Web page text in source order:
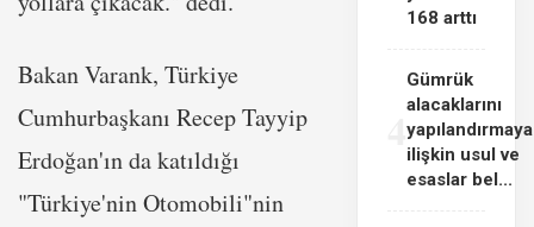
Bakan Varank, Türkiye
Cumhurbaşkanı Recep Tayyip
Erdoğan'ın da katıldığı
"Türkiye'nin Otomobili"nin
168 arttı
4
Gümrük
alacaklarını
yapılandırmaya
ilişkin usul ve
esaslar bel...